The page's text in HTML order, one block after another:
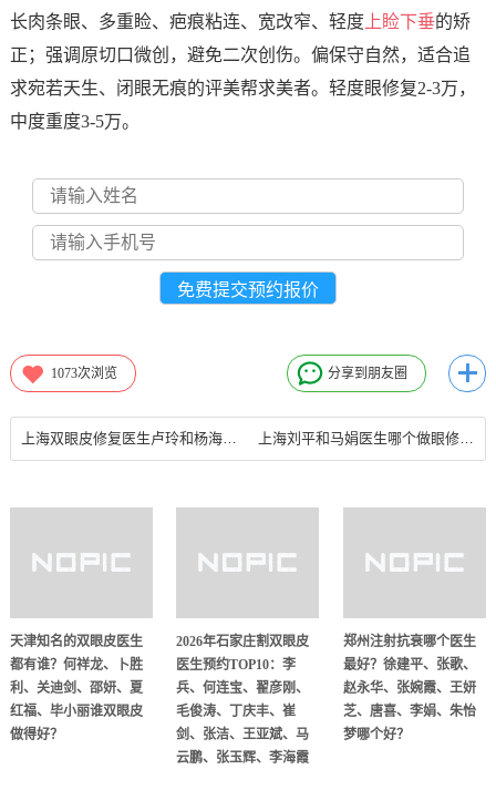
长肉条眼、多重睑、疤痕粘连、宽改窄、轻度上睑下垂的矫
正；强调原切口微创，避免二次创伤。偏保守自然，适合追
求宛若天生、闭眼无痕的评美帮求美者。轻度眼修复2-3万，
中度重度3-5万。
1073次浏览 分享到朋友圈
上海双眼皮修复医生卢玲和杨海平哪个修复双眼皮好？ 上海刘平和马娟医生哪个做眼修复技术好？刘平和马娟做眼修复案例对比
天津知名的双眼皮医生
都有谁？何祥龙、卜胜
利、关迪剑、邵妍、夏
红福、毕小丽谁双眼皮
做得好？
2026年石家庄割双眼皮
医生预约TOP10：李
兵、何连宝、翟彦刚、
毛俊涛、丁庆丰、崔
剑、张洁、王亚斌、马
云鹏、张玉辉、李海霞
郑州注射抗衰哪个医生
最好？徐建平、张歌、
赵永华、张婉霞、王妍
芝、唐喜、李娟、朱怡
梦哪个好？